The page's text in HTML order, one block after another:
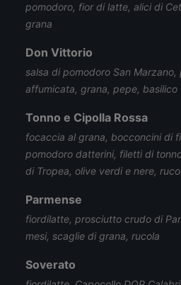
pomodoro, fior di latte, alici di
grana
Don Vittorio
salsa di pomodoro San Marzano,
affumicata, grana, pepe, basilico
Tonno e Cipolla Rossa
focaccia al grana, bocconcini di
pomodoro datterini, filetti di
di Tropea, olive verdi e nere,
Parmense
fiordilatte, prosciutto crudo di
mesi, scaglie di grana, rucola
Soverato